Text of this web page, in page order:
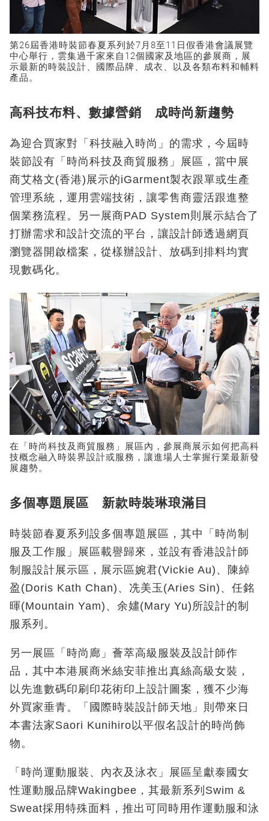
第26屆香港時裝節春夏系列於7月8至11日假香港會議展覽
中心舉行，雲集過千家來自12個國家及地區的參展商，展
示最新的時裝設計、國際品牌、成衣、以及各類布料和輔料
產品。
高科技布料、數據營銷 成時尚新趨勢
為迎合買家對「科技融入時尚」的需求，今屆時
裝節設有「時尚科技及商貿服務」展區，當中展
商艾格文(香港)展示的iGarment製衣跟單或生產
管理系統，運用雲端技術，讓零售商靈活跟進整
個業務流程。另一展商PAD System則展示結合了
打辦需求和設計交流的平台，讓設計師透過網頁
瀏覽器開啟檔案，從樣辦設計、放碼到排料均實
現數碼化。
在「時尚科技及商貿服務」展區內，參展商展示如何把高科
技概念融入時裝界設計或服務，讓進場人士掌握行業最新發
展趨勢。
多個專題展區 新款時裝琳琅滿目
時裝節春夏系列設多個專題展區，其中「時尚制
服及工作服」展區載譽歸來，並設有香港設計師
制服設計展示區，展示區婉君(Vickie Au)、陳綽
盈(Doris Kath Chan)、冼美玉(Aries Sin)、任銘
暉(Mountain Yam)、余嫿(Mary Yu)所設計的制
服系列。
另一展區「時尚廊」薈萃高級服裝及設計師作
品，其中本港展商米絲安菲推出真絲高級女裝，
以先進數碼印刷印花術印上設計圖案，獲不少海
外買家垂青。「國際時裝設計師天地」則帶來日
本書法家Saori Kunihiro以平假名設計的時尚飾
物。
「時尚運動服裝、內衣及泳衣」展區呈獻泰國女
性運動服品牌Wakingbee，其最新系列Swim &
Sweat採用特殊面料，推出可同時用作運動服和泳